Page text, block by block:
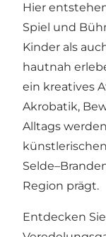
Hier
Spiel und
Kinder als
hautnah
ein kreatives
Akrobatik,
Alltags
Region prägt.
Entdecken